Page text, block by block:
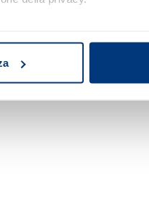
ricerca di caratteristiche